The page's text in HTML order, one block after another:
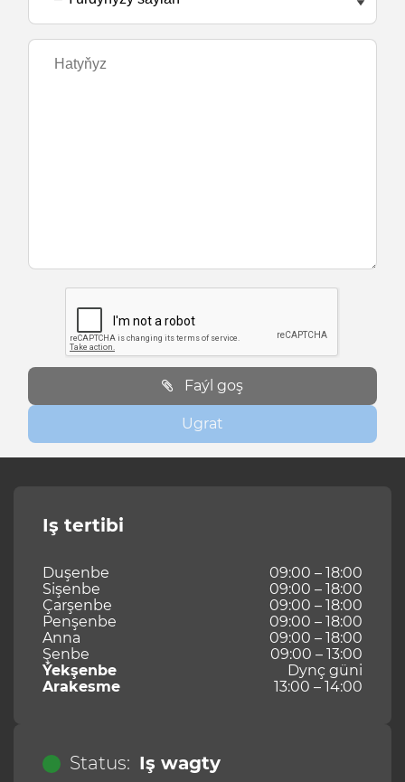
Faýl goş
Ugrat
Iş tertibi
Duşenbe
09:00 – 18:00
Sişenbe
09:00 – 18:00
Çarşenbe
09:00 – 18:00
Penşenbe
09:00 – 18:00
Anna
09:00 – 18:00
Şenbe
09:00 – 13:00
Ýekşenbe
Dynç güni
Arakesme
13:00 – 14:00
Status: Iş wagty